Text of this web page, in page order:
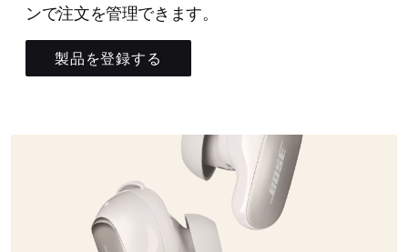
ンで注文を管理できます。
製品を登録する